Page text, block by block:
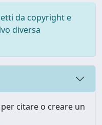
da copyright e
diversa
citare o creare un